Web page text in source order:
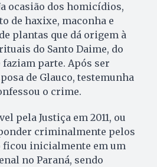
ocasião dos homicídios,
de haxixe, maconha e
plantas que dá origem à
do Santo Daime, do
parte. Após ser
de Glauco, testemunha
o crime.
pela Justiça em 2011, ou
criminalmente pelos
ficou inicialmente em um
no Paraná, sendo